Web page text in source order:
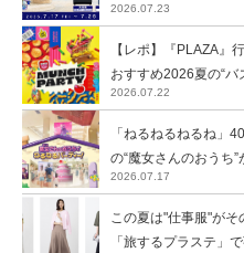
2026.07.23
【レポ】『PLAZA』
おすすめ2026夏の“バ
2026.07.22
「ねるねるねるね」
の“魔女さんのおうち
2026.07.17
この夏は"仕事服"が
「旅するプラステ」